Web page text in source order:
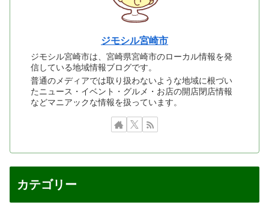
ジモシル宮崎市
ジモシル宮崎市は、宮崎県宮崎市のローカル情報を発
信している地域情報ブログです。
普通のメディアでは取り扱わないような地域に根づい
たニュース・イベント・グルメ・お店の開店閉店情報
などマニアックな情報を扱っています。
カテゴリー